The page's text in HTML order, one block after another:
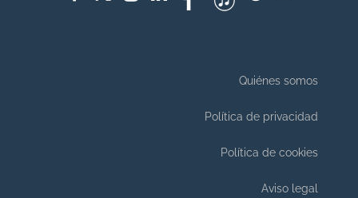
Quiénes somos
Política de privacidad
Política de cookies
Aviso legal